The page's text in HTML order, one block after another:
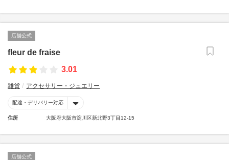
店舗公式
fleur de fraise
3.01
雑貨 アクセサリー・ジュエリー
配達・デリバリー対応
住所 大阪府大阪市淀川区新北野3丁目12-15
店舗公式